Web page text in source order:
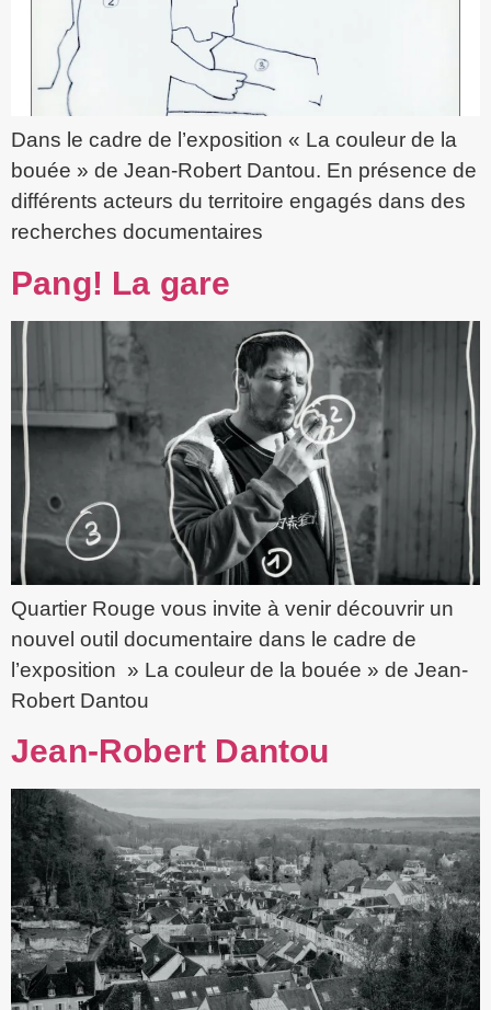
Dans le cadre de l’exposition « La couleur de la
bouée » de Jean-Robert Dantou. En présence de
différents acteurs du territoire engagés dans des
recherches documentaires
Pang! La gare
Quartier Rouge vous invite à venir découvrir un
nouvel outil documentaire dans le cadre de
l’exposition » La couleur de la bouée » de Jean-
Robert Dantou
Jean-Robert Dantou